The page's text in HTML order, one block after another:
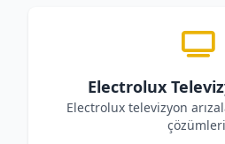
Electrolux
Electrolux televizyon